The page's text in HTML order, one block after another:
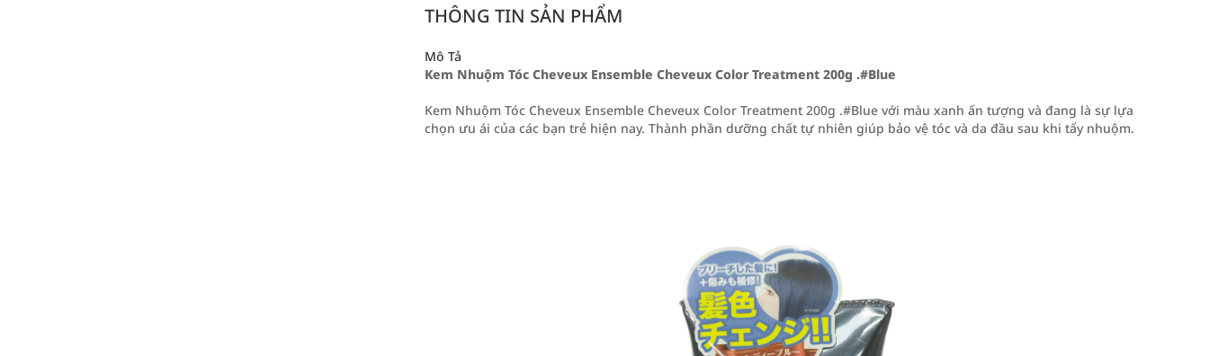
THÔNG TIN SẢN PHẨM
Mô Tả
Kem Nhuộm Tóc Cheveux Ensemble Cheveux Color Treatment 200g .#Blue
Kem Nhuộm Tóc Cheveux Ensemble Cheveux Color Treatment 200g .#Blue với màu xanh ấn tượng và đang là sự lựa
chọn ưu ái của các bạn trẻ hiện nay. Thành phần dưỡng chất tự nhiên giúp bảo vệ tóc và da đầu sau khi tẩy nhuộm.